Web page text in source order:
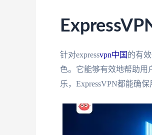
针对expressvpn中国 的有
色。它能够有效地帮助用
乐，ExpressVPN都能确